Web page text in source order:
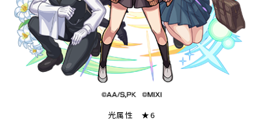
光属性 ★6